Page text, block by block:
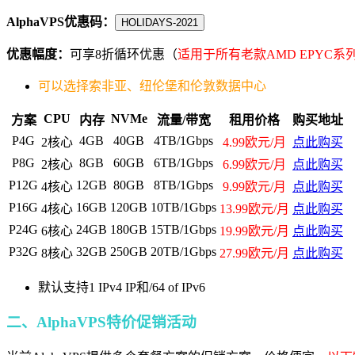
AlphaVPS优惠码： HOLIDAYS-2021
优惠幅度： 可享8折循环优惠（适用于所有老款AMD EPYC系
可以选择索非亚、纽伦堡和伦敦数据中心
方案 CPU 内存 NVMe 流量/带宽 租用价格
购买地址
P4G 2核心 4GB 40GB 4TB/1Gbps 4.99欧元/月
点此购买
P8G 2核心 8GB 60GB 6TB/1Gbps 6.99欧元/月
点此购买
P12G 4核心 12GB 80GB 8TB/1Gbps 9.99欧元/月
点此购买
P16G 4核心 16GB 120GB 10TB/1Gbps 13.99欧元/月 点此购买
P24G 6核心 24GB 180GB 15TB/1Gbps 19.99欧元/月 点此购买
P32G 8核心 32GB 250GB 20TB/1Gbps 27.99欧元/月 点此购买
默认支持1 IPv4 IP和/64 of IPv6
二、AlphaVPS特价促销活动